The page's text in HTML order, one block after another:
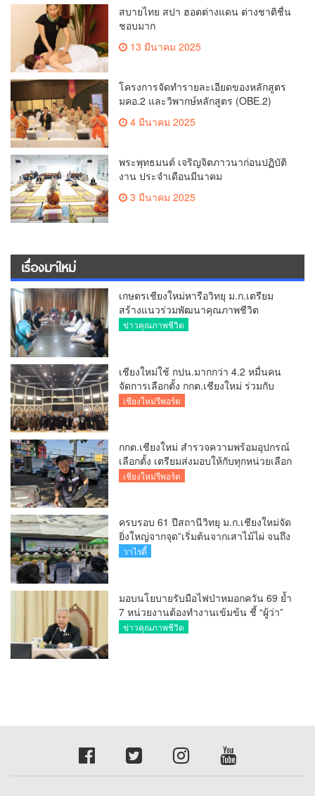
สบายไทย สปา ฮอตต่างแดน ต่างชาติชื่น
ชอบมาก
13 มีนาคม 2025
โครงการจัดทำรายละเอียดของหลักสูตร
มคอ.2 และวิพากษ์หลักสูตร (OBE.2)
4 มีนาคม 2025
พระพุทธมนต์ เจริญจิตภาวนาก่อนปฏิบัติ
งาน ประจำเดือนมีนาคม
3 มีนาคม 2025
เรื่องมาใหม่
เกษตรเชียงใหม่หารือวิทยุ ม.ก.เตรียม
สร้างแนวร่วมพัฒนาคุณภาพชีวิต
เกษตรกร สื่อสารข้อมูลถูกต้องขับเคลื่อน
ข่าวคุณภาพชีวิต
เชียงใหม่ใช้ กปน.มากกว่า 4.2 หมื่นคน
จัดการเลือกตั้ง กกต.เชียงใหม่ ร่วมกับ
นายอำเภอหางดง ตรวจความเรียบร้อย
เชียงใหม่รีพอร์ต
กกต.เชียงใหม่ สำรวจความพร้อมอุปกรณ์
เลือกตั้ง เตรียมส่งมอบให้กับทุกหน่วยเลือก
ตั้งในวันพรุ่งนี้
เชียงใหม่รีพอร์ต
ครบรอบ 61 ปีสถานีวิทยุ ม.ก.เชียงใหม่จัด
ยิ่งใหญ่จากจุด”เริ่มต้นจากเสาไม้ไผ่ จนถึง
วันที่มี KURplus ในวันนี้”
วาไรตี้
มอบนโยบายรับมือไฟป่าหมอกควัน 69 ย้ำ
7 หน่วยงานต้องทำงานเข้มข้น ชี้ “ผู้ว่า”
คีย์แมนสำคัญทำปัญหาลด
ข่าวคุณภาพชีวิต